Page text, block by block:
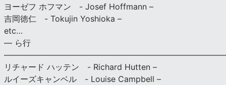
ヨーゼフ ホフマン - Josef Hoffmann –
吉岡徳仁 - Tokujin Yoshioka –
etc…
— ら行
リチャード ハッテン - Richard Hutten –
ルイーズキャンベル - Louise Campbell –